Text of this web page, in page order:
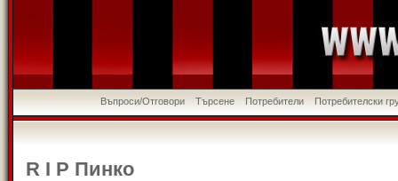
Въпроси/Отговори Търсене Потребители Потребителски
R I P Пинко